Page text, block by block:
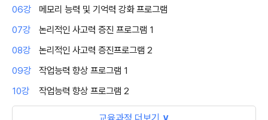
06강
메모리 능력 및 기억력 강화 프로그램
07강
논리적인 사고력 증진 프로그램 1
08강
논리적인 사고력 증진프로그램 2
09강
작업능력 향상 프로그램 1
10강
작업능력 향상 프로그램 2
교육과정 더보기 ∨